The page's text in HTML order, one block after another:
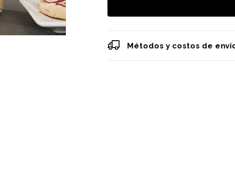
Métodos y costos de